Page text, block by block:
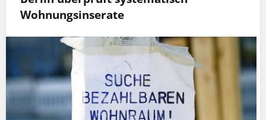
Wohnungsinserate